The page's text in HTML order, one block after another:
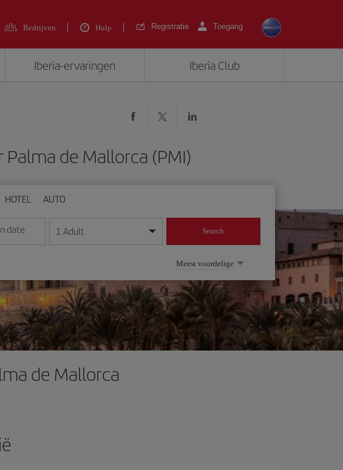
Bedrijven Hulp Registratie Toegang
Iberia-ervaringen Iberia Club
de Mallorca (PMI)
HOTEL AUTO
maand/jaar in
date
in het formaat dag/maand/jaar in
1 Adult Search
Meest voordelige
de Mallorca